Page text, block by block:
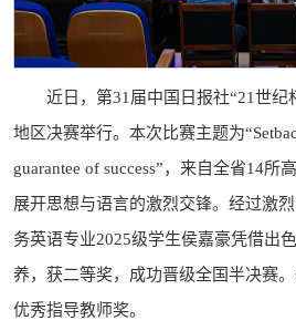
近日，第31届中国日报社“21世纪
地区决赛举行。本次比赛主题为
guarantee of success”，来自全省14所
展开思想与语言的激烈交锋。经过激
务英语专业2025级学生侯嘉豪凭借出
养，获二等奖，成功晋级全国半决赛
优秀指导教师奖。